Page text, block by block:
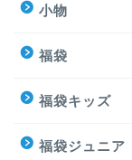
小物
福袋
福袋キッズ
福袋ジュニア